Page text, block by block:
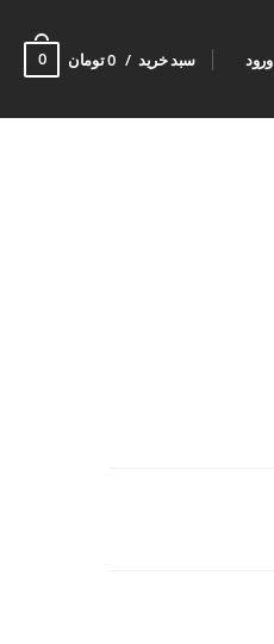
ورود سبد خرید 0 تومان 0